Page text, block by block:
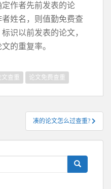
作者先前发表的论
姓名，则值勤免费查
识以前发表的论文，
的重复率。
查重 论文免费查重
凑的论文怎么过查重?